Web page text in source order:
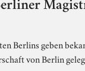
Berlins geben
von Berlin